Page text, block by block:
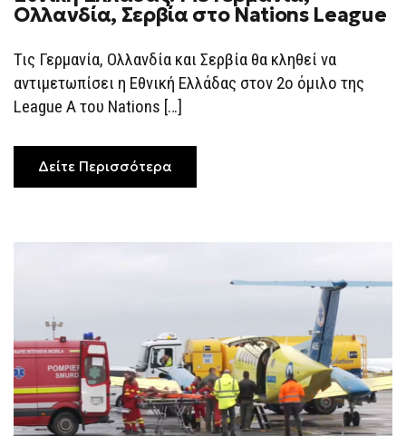
ΕΛΛΆΔΑΣ:
ΜΕ
ΣΕΡΒΊΑ
NATIONS
Ολλανδία, Σερβία στο Nations League
Τις Γερμανία, Ολλανδία και Σερβία θα κληθεί να
αντιμετωπίσει η Εθνική Ελλάδας στον 2ο όμιλο της
League A του Nations […]
Δείτε Περισσότερα